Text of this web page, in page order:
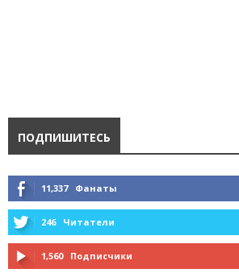
ПОДПИШИТЕСЬ
11,337 Фанаты
246 Читатели
1,560 Подписчики